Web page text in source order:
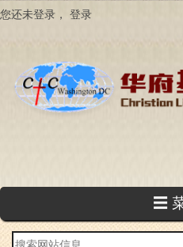
跳
您还未登录， 登录
☰
站